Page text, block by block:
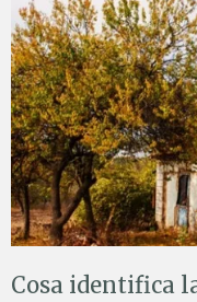
Cosa identifica